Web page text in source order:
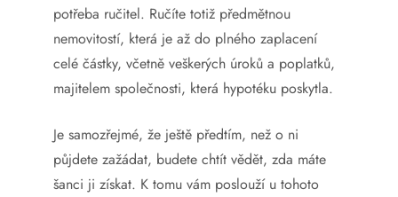
potřeba ručitel. Ručíte totiž předmětnou
nemovitostí, která je až do plného zaplacení
celé částky, včetně veškerých úroků a poplatků,
majitelem společnosti, která hypotéku poskytla.
Je samozřejmé, že ještě předtím, než o ni
půjdete zažádat, budete chtít vědět, zda máte
šanci ji získat. K tomu vám poslouží u tohoto